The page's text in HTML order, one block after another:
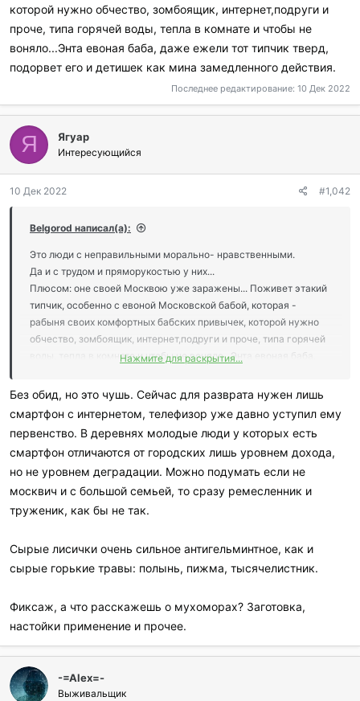
которой нужно обчество, зомбоящик, интернет,подруги и
проче, типа горячей воды, тепла в комнате и чтобы не
воняло...Энта евоная баба, даже ежели тот типчик тверд,
подорвет его и детишек как мина замедленного действия.
Последнее редактирование: 10 Дек 2022
Я Ягуар
Интересующийся
10 Дек 2022 #1,042
Belgorod написал(а):
Это люди с неправильными морально- нравственными.
Да и с трудом и пряморукостью у них...
Плюсом: оне своей Москвою уже заражены... Поживет этакий
типчик, особенно с евоной Московской бабой, которая -
рабыня своих комфортных бабских привычек, которой нужно
обчество, зомбоящик, интернет,подруги и проче, типа горячей
воды, тепла в комнате и чтобы не воняло...Энта евоная баба,
замедленного действия.
Нажмите для раскрытия...
Без обид, но это чушь. Сейчас для разврата нужен лишь
смартфон с интернетом, телефизор уже давно уступил ему
первенство. В деревнях молодые люди у которых есть
смартфон отличаются от городских лишь уровнем дохода,
но не уровнем деградации. Можно подумать если не
москвич и с большой семьей, то сразу ремесленник и
труженик, как бы не так.
Сырые лисички очень сильное антигельминтное, как и
сырые горькие травы: полынь, пижма, тысячелистник.
Фиксаж, а что расскажешь о мухоморах? Заготовка,
настойки применение и прочее.
-=Аlex=-
Выживальщик